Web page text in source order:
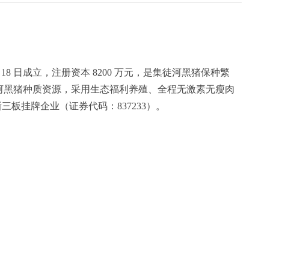
日成立，注册资本 8200 万元，是集徒河黑猪保种繁
猪种质资源，采用生态福利养殖、全程无激素无瘦肉
挂牌企业（证券代码：837233）。